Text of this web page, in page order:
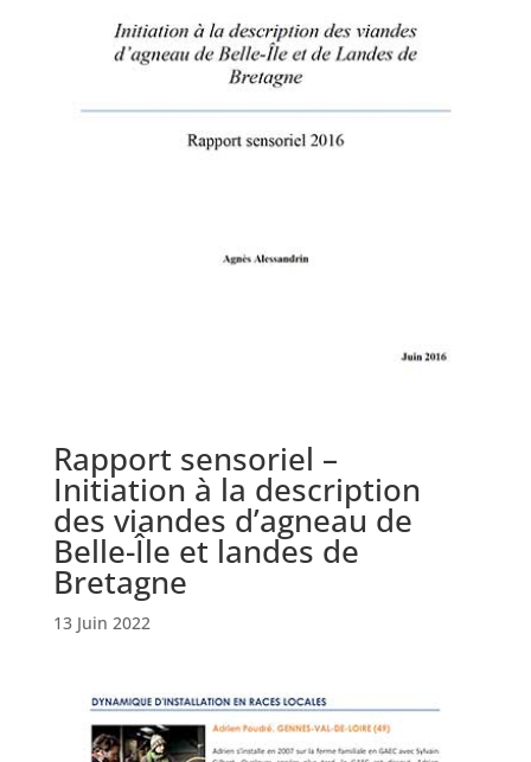
Rapport sensoriel –
Initiation à la description
des viandes d’agneau de
Belle-Île et landes de
Bretagne
13 Juin 2022